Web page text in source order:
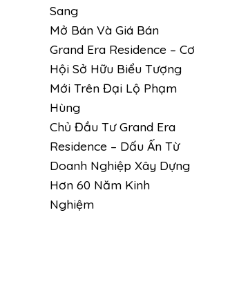
Sang
Mở Bán Và Giá Bán
Grand Era Residence – Cơ
Hội Sở Hữu Biểu Tượng
Mới Trên Đại Lộ Phạm
Hùng
Chủ Đầu Tư Grand Era
Residence – Dấu Ấn Từ
Doanh Nghiệp Xây Dựng
Hơn 60 Năm Kinh
Nghiệm